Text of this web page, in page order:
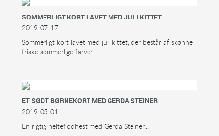
SOMMERLIGT KORT LAVET MED JULI KITTET
2019-07-17
Sommerligt kort lavet med juli kittet, der består af skønne
friske sommerlige farver.
ET SØDT BØRNEKORT MED GERDA STEINER
2019-05-01
En rigtig helteflodhest med Gerda Steiner...